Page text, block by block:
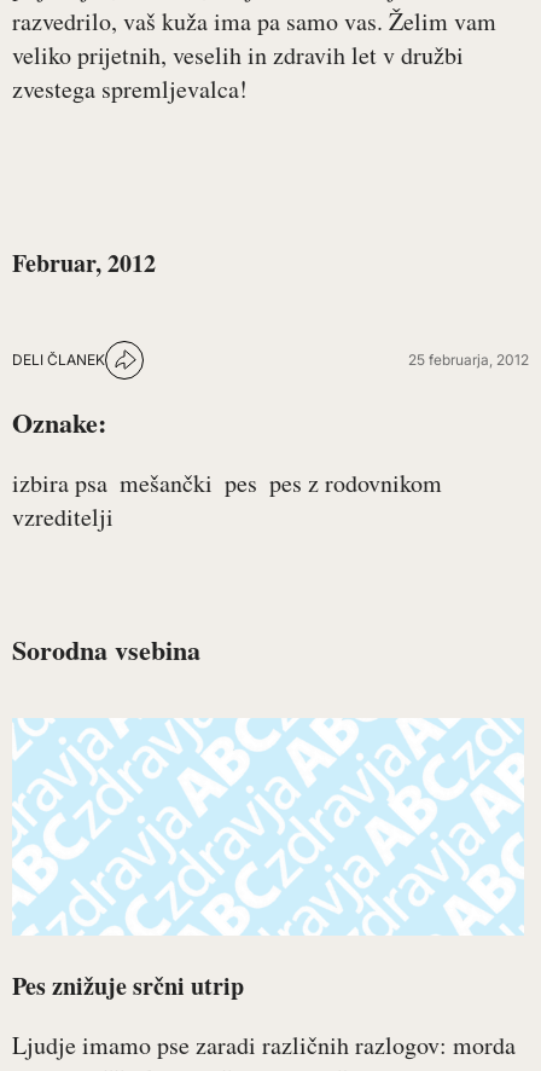
razvedrilo, vaš kuža ima pa samo vas. Želim vam
veliko prijetnih, veselih in zdravih let v družbi
zvestega spremljevalca!
Februar, 2012
DELI ČLANEK 25 februarja, 2012
Oznake:
izbira psa mešančki pes pes z rodovnikom
vzreditelji
Sorodna vsebina
Pes znižuje srčni utrip
Ljudje imamo pse zaradi različnih razlogov: morda